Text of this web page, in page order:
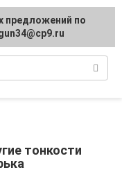
тонкости
предложений по